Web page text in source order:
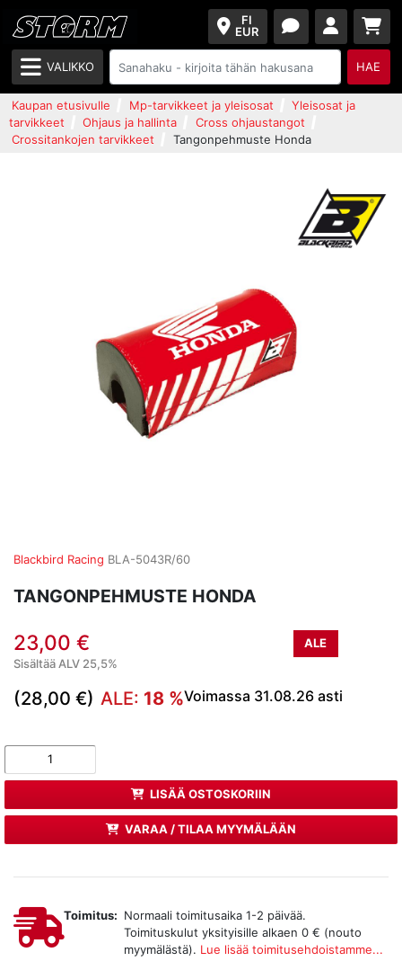
FI
EUR
VALIKKO HAE
Kaupan etusivulle Mp-tarvikkeet ja yleisosat
Yleisosat ja
tarvikkeet
Ohjaus ja hallinta
Cross ohjaustangot
Crossitankojen tarvikkeet
Tangonpehmuste Honda
Blackbird Racing BLA-5043R/60
TANGONPEHMUSTE HONDA
23,00 €
ALE
Sisältää ALV 25,5%
(28,00 €) ALE: 18 %Voimassa 31.08.26 asti
LISÄÄ OSTOSKORIIN
VARAA / TILAA MYYMÄLÄÄN
Toimitus: Normaali toimitusaika 1-2 päivää.
Toimituskulut yksityisille alkaen 0 € (nouto
myymälästä). Lue lisää toimitusehdoistamme...